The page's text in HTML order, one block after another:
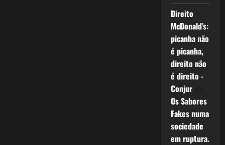
Direito
McDonald’s:
picanha não
é picanha,
direito não
é direito -
Conjurem
Os Sabores
Fakes numa
sociedade
em ruptura.